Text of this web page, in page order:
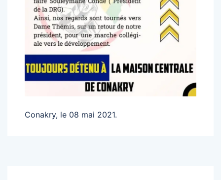
Conakry, le 08 mai 2021.